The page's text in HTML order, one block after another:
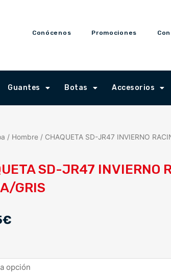
Conócenos Promociones
Guantes Botas Accesorios
/ Hombre/ CHAQUETA SD-JR47 INVIERNO
SD-JR47 INVIERNO
GRIS
€